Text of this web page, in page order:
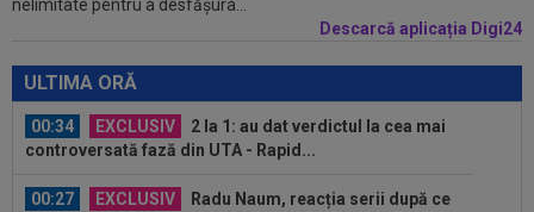
nelimitate pentru a desfășura...
Descarcă aplicația Digi24
ULTIMA ORĂ
Rapid: ”Mamă, aoleu! Puțin respect nu...
anunțul ÎN DIRECT: ”Îi dau eu lui Gigi unul bun”
00:34 EXCLUSIV
2 la 1: au dat verdictul la cea mai
controversată fază din UTA - Rapid...
00:27 EXCLUSIV
Radu Naum, reacția serii după ce